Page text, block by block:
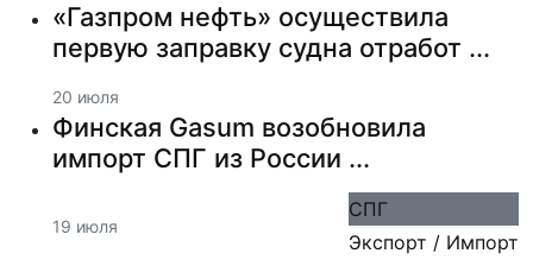
«Газпром нефть» осуществила
первую заправку судна отработ ...
20 июля
Финская Gasum возобновила
импорт СПГ из России ...
19 июля
СПГ
Экспорт / Импорт